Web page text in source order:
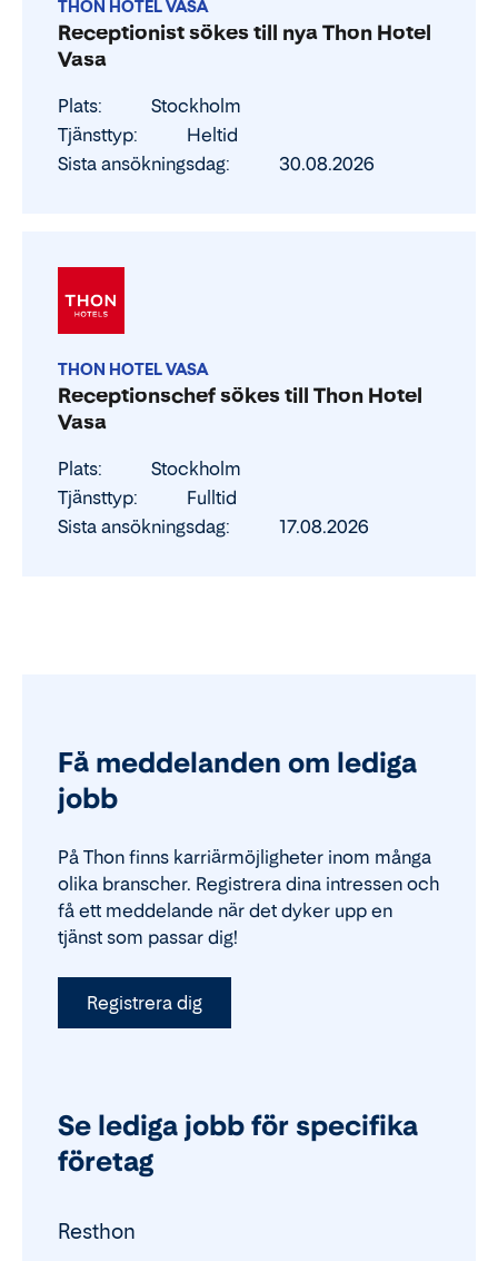
THON HOTEL VASA
Receptionist sökes till nya Thon Hotel
Vasa
Plats
Stockholm
Tjänsttyp
Heltid
Sista ansökningsdag
30.08.2026
THON HOTEL VASA
Receptionschef sökes till Thon Hotel
Vasa
Plats
Stockholm
Tjänsttyp
Fulltid
Sista ansökningsdag
17.08.2026
Få meddelanden om lediga
jobb
På Thon finns karriärmöjligheter inom många
olika branscher. Registrera dina intressen och
få ett meddelande när det dyker upp en
tjänst som passar dig!
Registrera dig
Se lediga jobb för specifika
företag
Resthon